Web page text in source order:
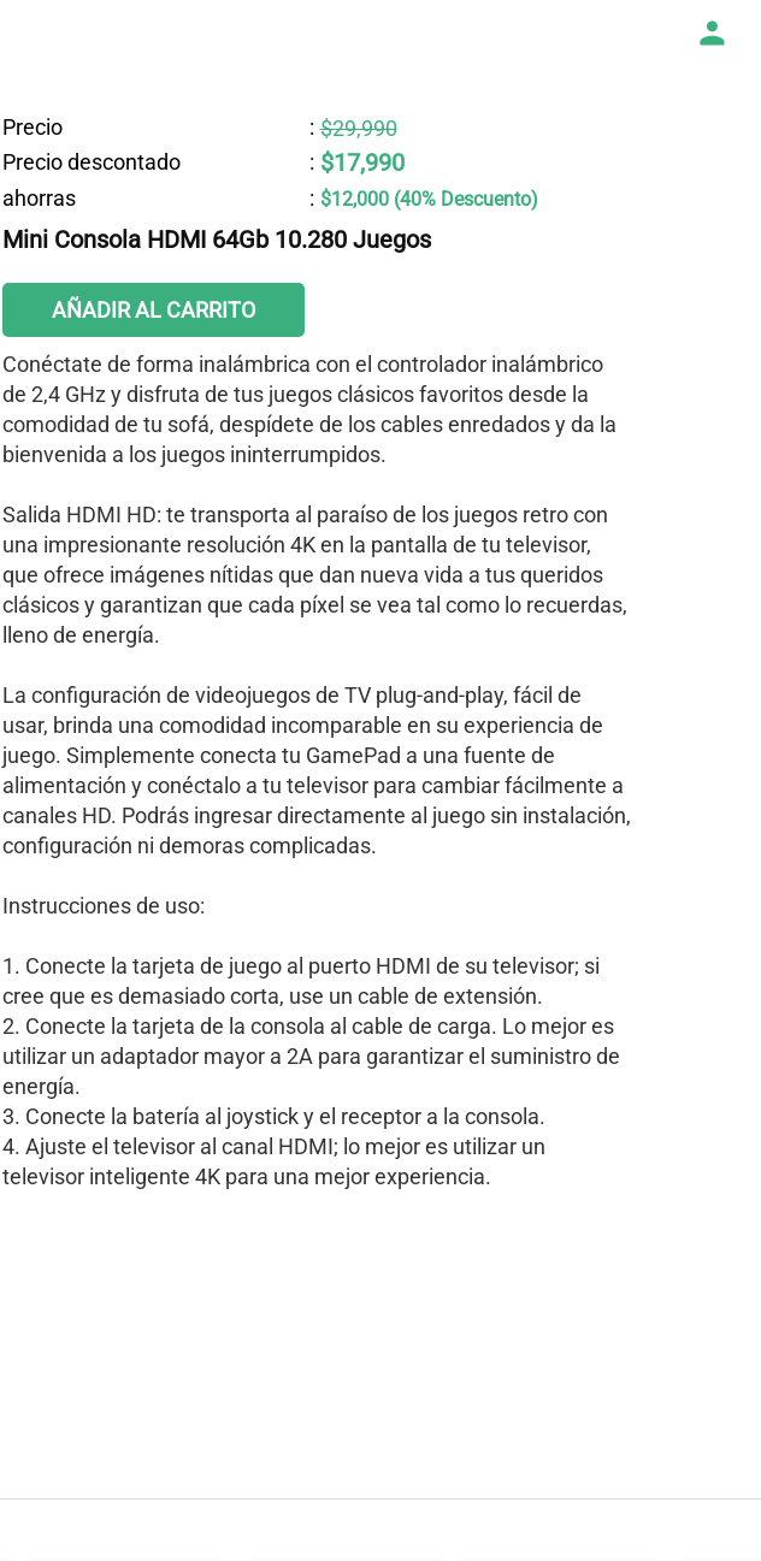
Precio : $29,990
Precio descontado
: $17,990
ahorras : $12,000 (40% Descuento)
Mini Consola HDMI 64Gb 10.280 Juegos
AÑADIR AL CARRITO
Conéctate de forma inalámbrica con el controlador inalámbrico
de 2,4 GHz y disfruta de tus juegos clásicos favoritos desde la
comodidad de tu sofá, despídete de los cables enredados y da la
bienvenida a los juegos ininterrumpidos.
Salida HDMI HD: te transporta al paraíso de los juegos retro con
una impresionante resolución 4K en la pantalla de tu televisor,
que ofrece imágenes nítidas que dan nueva vida a tus queridos
clásicos y garantizan que cada píxel se vea tal como lo recuerdas,
lleno de energía.
La configuración de videojuegos de TV plug-and-play, fácil de
usar, brinda una comodidad incomparable en su experiencia de
juego. Simplemente conecta tu GamePad a una fuente de
alimentación y conéctalo a tu televisor para cambiar fácilmente a
canales HD. Podrás ingresar directamente al juego sin instalación,
configuración ni demoras complicadas.
Instrucciones de uso:
1. Conecte la tarjeta de juego al puerto HDMI de su televisor; si
cree que es demasiado corta, use un cable de extensión.
2. Conecte la tarjeta de la consola al cable de carga. Lo mejor es
utilizar un adaptador mayor a 2A para garantizar el suministro de
energía.
3. Conecte la batería al joystick y el receptor a la consola.
4. Ajuste el televisor al canal HDMI; lo mejor es utilizar un
televisor inteligente 4K para una mejor experiencia.